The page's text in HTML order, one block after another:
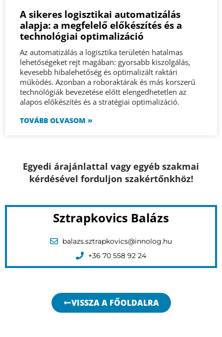
A sikeres logisztikai automatizálás
alapja: a megfelelő előkészítés és a
technológiai optimalizáció
Az automatizálás a logisztika területén hatalmas
lehetőségeket rejt magában: gyorsabb kiszolgálás,
kevesebb hibalehetőség és optimalizált raktári
működés. Azonban a roboraktárak és más korszerű
technológiák bevezetése előtt elengedhetetlen az
alapos előkészítés és a stratégiai optimalizáció.
TOVÁBB OLVASOM »
Egyedi árajánlattal vagy egyéb szakmai
kérdésével forduljon szakértőnkhöz!
Sztrapkovics Balázs
balazs.sztrapkovics@innolog.hu
+36 70 558 92 24
VISSZA A FŐOLDALRA